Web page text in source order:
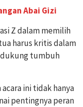
Abai Gizi
Z dalam memilih
harus kritis dalam
tumbuh
ini tidak hanya
pentingnya peran